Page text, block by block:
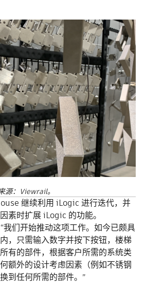
源：Viewrail。
继续利用 iLogic 进行迭代，并
素时扩展 iLogic 的功能。
们开始推动这项工作。如今已颇具
，只需输入数字并按下按钮，楼梯
有的部件，根据客户所需的系统类
额外的设计考虑因素（例如不锈钢
到任何所需的部件。”